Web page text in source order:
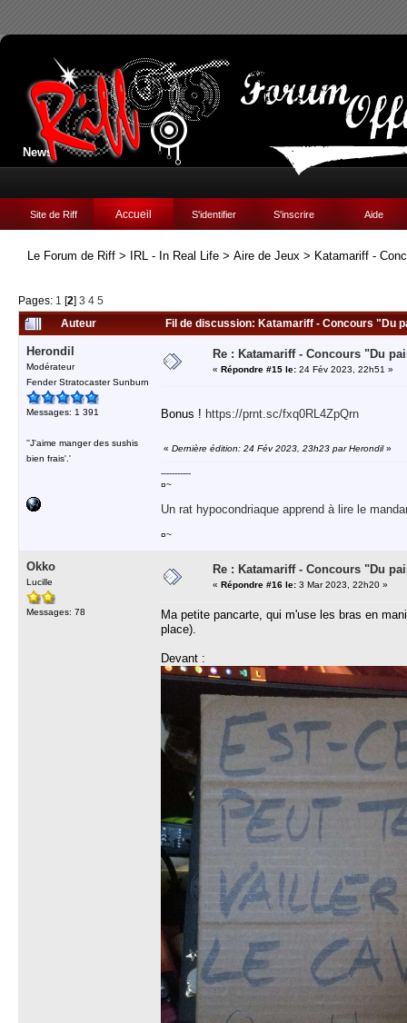
News:
Site de Riff Accueil S'identifier S'inscrire Aide
Le Forum de Riff > IRL - In Real Life > Aire de Jeux > Katamariff -
Pages: 1 [2] 3 4 5
Auteur
Fil de discussion: Katamariff - Concours "Du
Herondil
Modérateur
Fender Stratocaster Sunburn
Messages: 1 391
''J'aime manger des sushis
bien frais'.'
Re : Katamariff - Concours "Du
« Répondre #15 le: 24 Fév 2023, 22h51 »
Bonus ! https://prnt.sc/fxq0RL4ZpQrn
« Dernière édition: 24 Fév 2023, 23h23 par Herondil»
-----------
¤~
Un rat hypocondriaque apprend à lire le
¤~
Okko
Lucille
Messages: 78
Re : Katamariff - Concours "Du
« Répondre #16 le: 3 Mar 2023, 22h20 »
Ma petite pancarte, qui m'use les bras en
place).
Devant :